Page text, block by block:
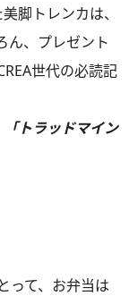
脚トレンカは、
ん、プレゼント
世代の必読記
トラッドマイン
って、お弁当は